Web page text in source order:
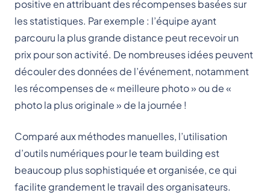
positive en attribuant des récompenses basées sur
les statistiques. Par exemple : l’équipe ayant
parcouru la plus grande distance peut recevoir un
prix pour son activité. De nombreuses idées peuvent
découler des données de l’événement, notamment
les récompenses de « meilleure photo » ou de «
photo la plus originale » de la journée !
Comparé aux méthodes manuelles, l’utilisation
d’outils numériques pour le team building est
beaucoup plus sophistiquée et organisée, ce qui
facilite grandement le travail des organisateurs.